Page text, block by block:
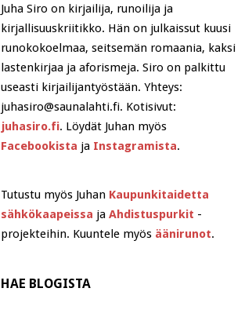
Juha Siro on kirjailija, runoilija ja
kirjallisuuskriitikko. Hän on julkaissut kuusi
runokokoelmaa, seitsemän romaania, kaksi
lastenkirjaa ja aforismeja. Siro on palkittu
useasti kirjailijantyöstään. Yhteys:
juhasiro@saunalahti.fi. Kotisivut:
juhasiro.fi. Löydät Juhan myös
Facebookista ja Instagramista.
Tutustu myös Juhan Kaupunkitaidetta
sähkökaapeissa ja Ahdistuspurkit -
projekteihin. Kuuntele myös äänirunot.
HAE BLOGISTA